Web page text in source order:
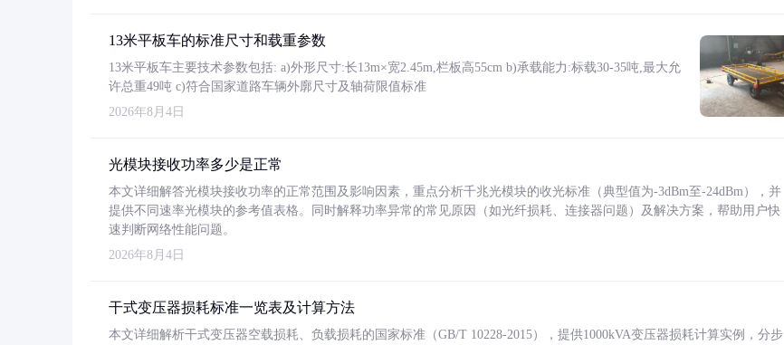
13米平板车的标准尺寸和载重参数
13米平板车主要技术参数包括: a)外形尺寸:长13m×宽2.45m,栏板高55cm b)承载能力:标载30-35吨,最大允
许总重49吨 c)符合国家道路车辆外廓尺寸及轴荷限值标准
2026年8月4日
光模块接收功率多少是正常
本文详细解答光模块接收功率的正常范围及影响因素，重点分析千兆光模块的收光标准（典型值为-3dBm至-24dBm），并
提供不同速率光模块的参考值表格。同时解释功率异常的常见原因（如光纤损耗、连接器问题）及解决方案，帮助用户快
速判断网络性能问题。
2026年8月4日
干式变压器损耗标准一览表及计算方法
本文详细解析干式变压器空载损耗、负载损耗的国家标准（GB/T 10228-2015），提供1000kVA变压器损耗计算实例，分步